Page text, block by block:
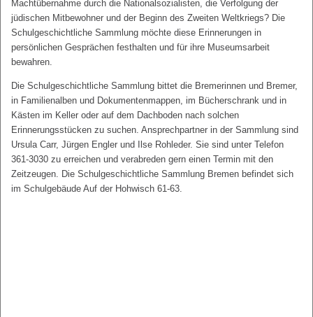
Machtübernahme durch die Nationalsozialisten, die Verfolgung der
jüdischen Mitbewohner und der Beginn des Zweiten Weltkriegs? Die
Schulgeschichtliche Sammlung möchte diese Erinnerungen in
persönlichen Gesprächen festhalten und für ihre Museumsarbeit
bewahren.
Die Schulgeschichtliche Sammlung bittet die Bremerinnen und Bremer,
in Familienalben und Dokumentenmappen, im Bücherschrank und in
Kästen im Keller oder auf dem Dachboden nach solchen
Erinnerungsstücken zu suchen. Ansprechpartner in der Sammlung sind
Ursula Carr, Jürgen Engler und Ilse Rohleder. Sie sind unter Telefon
361-3030 zu erreichen und verabreden gern einen Termin mit den
Zeitzeugen. Die Schulgeschichtliche Sammlung Bremen befindet sich
im Schulgebäude Auf der Hohwisch 61-63.